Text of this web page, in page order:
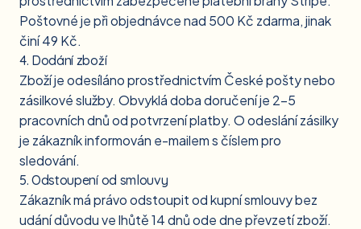
Poštovné je při objednávce nad 500 Kč zdarma, jinak
činí 49 Kč.
4. Dodání zboží
Zboží je odesíláno prostřednictvím České pošty nebo
zásilkové služby. Obvyklá doba doručení je 2–5
pracovních dnů od potvrzení platby. O odeslání zásilky
je zákazník informován e-mailem s číslem pro
sledování.
5. Odstoupení od smlouvy
Zákazník má právo odstoupit od kupní smlouvy bez
udání důvodu ve lhůtě 14 dnů ode dne převzetí zboží.